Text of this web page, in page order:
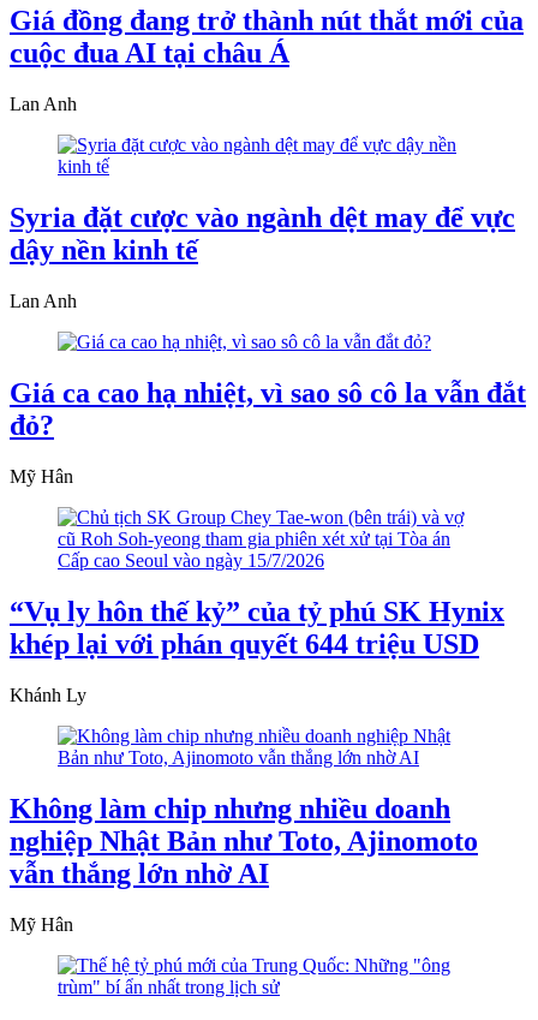
Giá đồng đang trở thành nút thắt mới của
cuộc đua AI tại châu Á
Lan Anh
Syria đặt cược vào ngành dệt may để vực
dậy nền kinh tế
Lan Anh
Giá ca cao hạ nhiệt, vì sao sô cô la vẫn đắt
đỏ?
Mỹ Hân
“Vụ ly hôn thế kỷ” của tỷ phú SK Hynix
khép lại với phán quyết 644 triệu USD
Khánh Ly
Không làm chip nhưng nhiều doanh
nghiệp Nhật Bản như Toto, Ajinomoto
vẫn thắng lớn nhờ AI
Mỹ Hân